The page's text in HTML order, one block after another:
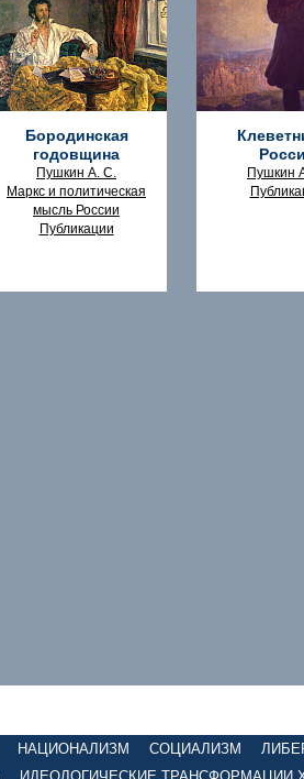
Бородинская
годовщина
Пушкин А. С.
Маркс и политическая
мысль России
Публикации
Пушкин
НАЦИОНАЛИЗМ СОЦИАЛИЗМ